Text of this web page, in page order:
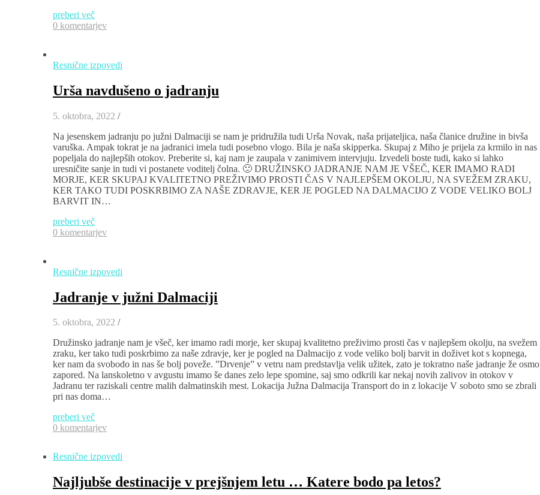
preberi več
0 komentarjev
Resnične izpovedi
Urša navdušeno o jadranju
5. oktobra, 2022 /
Na jesenskem jadranju po južni Dalmaciji se nam je pridružila tudi Urša Novak, naša prijateljica, naša članice družine in bivša
varuška. Ampak tokrat je na jadranici imela tudi posebno vlogo. Bila je naša skipperka. Skupaj z Miho je prijela za krmilo in nas
popeljala do najlepših otokov. Preberite si, kaj nam je zaupala v zanimivem intervjuju. Izvedeli boste tudi, kako si lahko
uresničite sanje in tudi vi postanete voditelj čolna. 🙂 DRUŽINSKO JADRANJE NAM JE VŠEČ, KER IMAMO RADI
MORJE, KER SKUPAJ KVALITETNO PREŽIVIMO PROSTI ČAS V NAJLEPŠEM OKOLJU, NA SVEŽEM ZRAKU,
KER TAKO TUDI POSKRBIMO ZA NAŠE ZDRAVJE, KER JE POGLED NA DALMACIJO Z VODE VELIKO BOLJ
BARVIT IN…
preberi več
0 komentarjev
Resnične izpovedi
Jadranje v južni Dalmaciji
5. oktobra, 2022 /
Družinsko jadranje nam je všeč, ker imamo radi morje, ker skupaj kvalitetno preživimo prosti čas v najlepšem okolju, na svežem
zraku, ker tako tudi poskrbimo za naše zdravje, ker je pogled na Dalmacijo z vode veliko bolj barvit in doživet kot s kopnega,
ker nam da svobodo in nas še bolj poveže. ”Drvenje” v vetru nam predstavlja velik užitek, zato je tokratno naše jadranje že osmo
zapored. Na lanskoletno v avgustu imamo še danes zelo lepe spomine, saj smo odkrili kar nekaj novih zalivov in otokov v
Jadranu ter raziskali centre malih dalmatinskih mest. Lokacija Južna Dalmacija Transport do in z lokacije V soboto smo se zbrali
pri nas doma…
preberi več
0 komentarjev
Resnične izpovedi
Najljubše destinacije v prejšnjem letu … Katere bodo pa letos?